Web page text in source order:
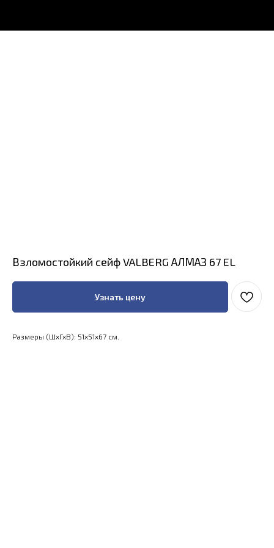
Взломостойкий сейф VALBERG АЛМАЗ 67 EL
Узнать цену
Размеры (ШхГхВ): 51x51x67 см.